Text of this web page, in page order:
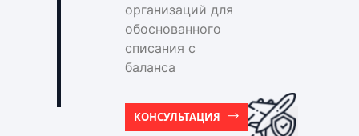
организаций для
обоснованного
списания с
баланса
КОНСУЛЬТАЦИЯ